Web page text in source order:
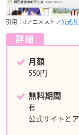
引用：dアニメストア公式
詳細
月額
550円
無料期間
有
公式サイトと